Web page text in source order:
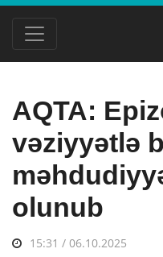
AQTA:
vəziyyətlə
olunub
15:31 / 06.10.2025